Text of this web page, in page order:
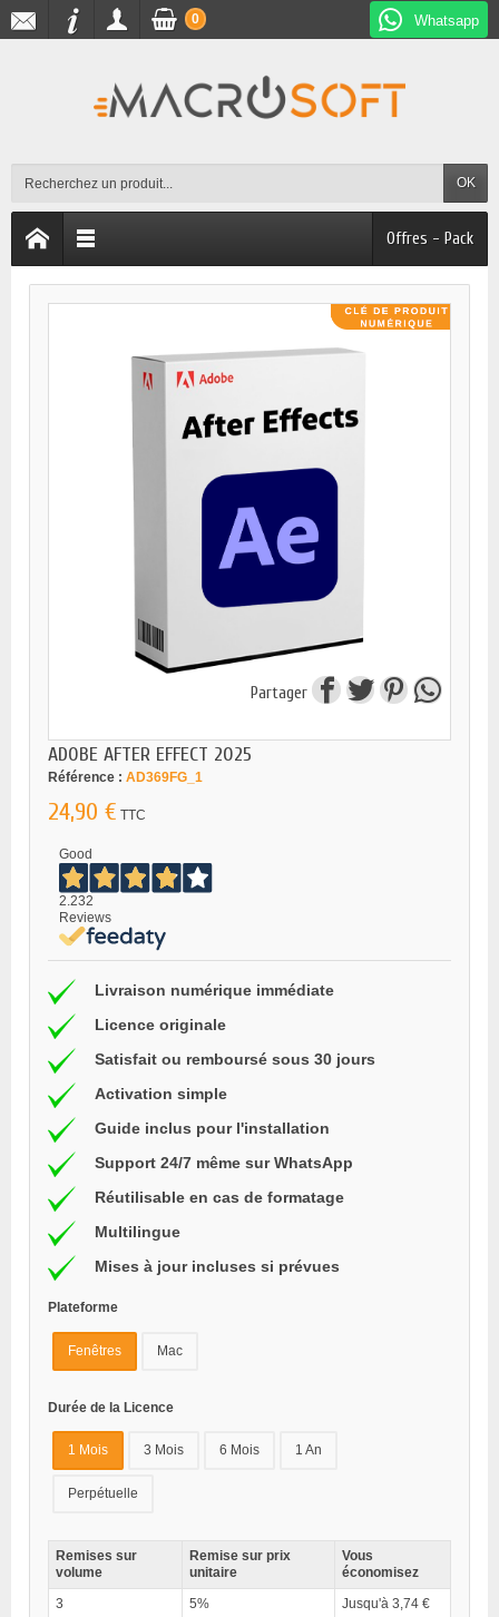
Whatsapp
OK
0
Offres - Pack
Partager
ADOBE AFTER EFFECT 2025
Référence : AD369FG_1
24,90 € TTC
Good
2.232
Reviews
Livraison numérique immédiate
Licence originale
Satisfait ou remboursé sous 30 jours
Activation simple
Guide inclus pour l'installation
Support 24/7 même sur WhatsApp
Réutilisable en cas de formatage
Multilingue
Mises à jour incluses si prévues
Plateforme
Fenêtres Mac
Durée de la Licence
1 Mois 3 Mois 6 Mois 1 An
Perpétuelle
Remises sur
volume
Remise sur prix
unitaire
Vous
économisez
3
5%
Jusqu'à 3,74 €